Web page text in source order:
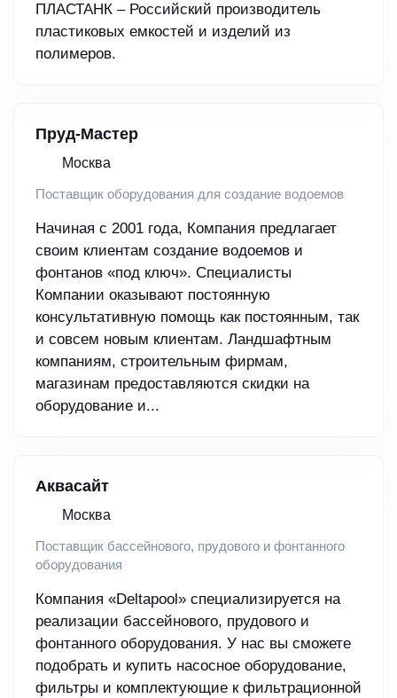
ПЛАСТАНК – Российский производитель
пластиковых емкостей и изделий из
полимеров.
Пруд-Мастер
Москва
Поставщик оборудования для создание водоемов
Начиная с 2001 года, Компания предлагает
своим клиентам создание водоемов и
фонтанов «под ключ». Специалисты
Компании оказывают постоянную
консультативную помощь как постоянным, так
и совсем новым клиентам. Ландшафтным
компаниям, строительным фирмам,
магазинам предоставляются скидки на
оборудование и...
Аквасайт
Москва
Поставщик бассейнового, прудового и фонтанного
оборудования
Компания «Deltapool» специализируется на
реализации бассейнового, прудового и
фонтанного оборудования. У нас вы сможете
подобрать и купить насосное оборудование,
фильтры и комплектующие к фильтрационной